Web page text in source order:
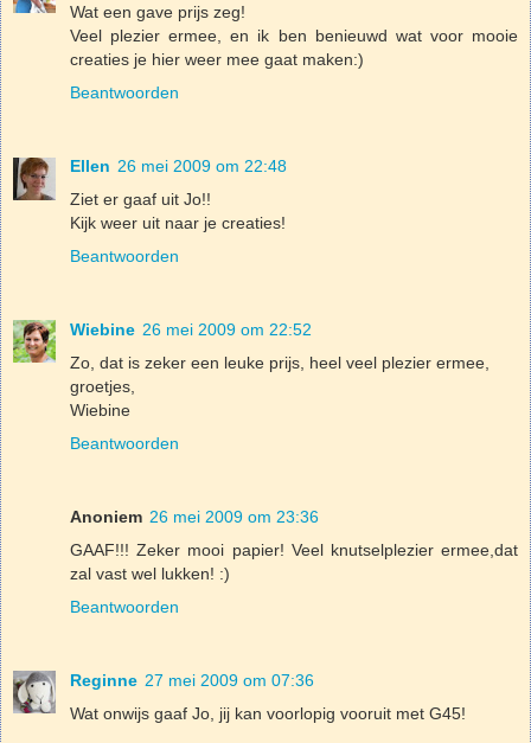
Wat een gave prijs zeg!
Veel plezier ermee, en ik ben benieuwd wat voor mooie
creaties je hier weer mee gaat maken:)
Beantwoorden
Ellen 26 mei 2009 om 22:48
Ziet er gaaf uit Jo!!
Kijk weer uit naar je creaties!
Beantwoorden
Wiebine 26 mei 2009 om 22:52
Zo, dat is zeker een leuke prijs, heel veel plezier ermee,
groetjes,
Wiebine
Beantwoorden
Anoniem 26 mei 2009 om 23:36
GAAF!!! Zeker mooi papier! Veel knutselplezier ermee,dat
zal vast wel lukken! :)
Beantwoorden
Reginne 27 mei 2009 om 07:36
Wat onwijs gaaf Jo, jij kan voorlopig vooruit met G45!